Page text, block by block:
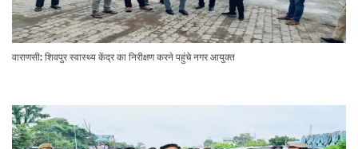
वाराणसी: शिवपुर स्वास्थ्य केंद्र का निरीक्षण करने पहुंचे नगर आयुक्त